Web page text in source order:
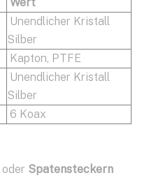
Unendlicher Kristall
Silber
Kapton, PTFE
Unendlicher Kristall
Silber
6 Koax
oder Spatensteckern